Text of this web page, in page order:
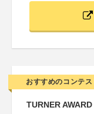
おすすめのコンテス
TURNER